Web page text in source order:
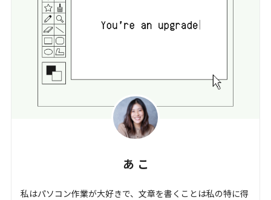
あ こ
私はパソコン作業が大好きで、文章を書くことは私の特に得